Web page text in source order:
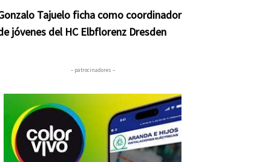
Tajuelo ficha como coordinador
jóvenes del HC Elbflorenz Dresden
– patrocinadores –